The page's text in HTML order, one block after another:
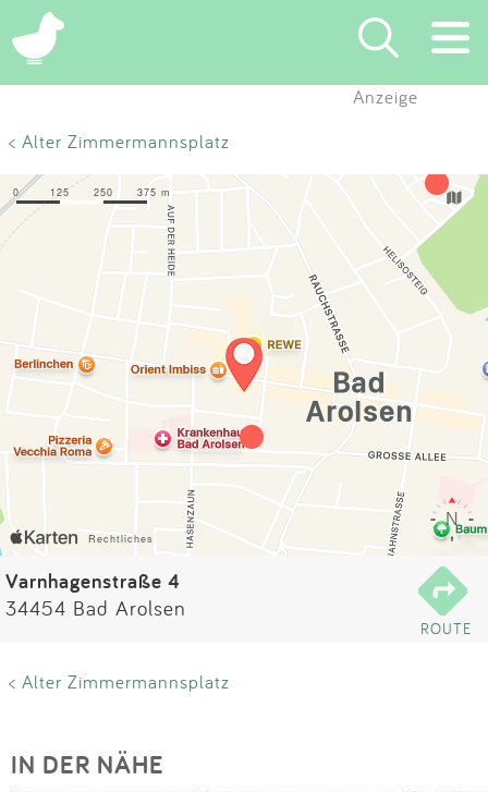
×
Suchen
Eintragen
App
Blog
Partner
Kontakt
Impressum
Anmelden
Anzeige
< Alter Zimmermannsplatz
Varnhagenstraße 4
34454 Bad Arolsen
ROUTE
< Alter Zimmermannsplatz
IN DER NÄHE